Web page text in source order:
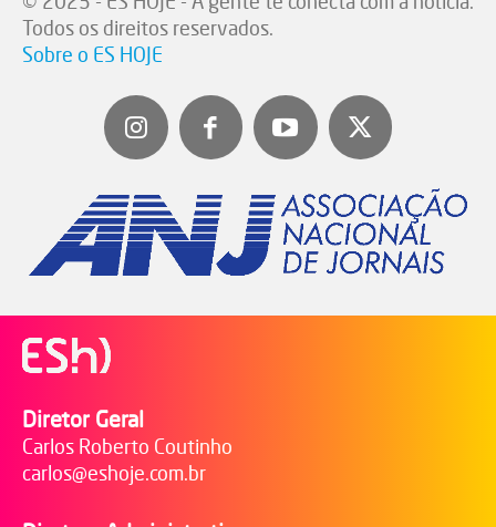
Todos os direitos reservados.
Sobre o ES HOJE
Diretor Geral
Carlos Roberto Coutinho
carlos@eshoje.com.br